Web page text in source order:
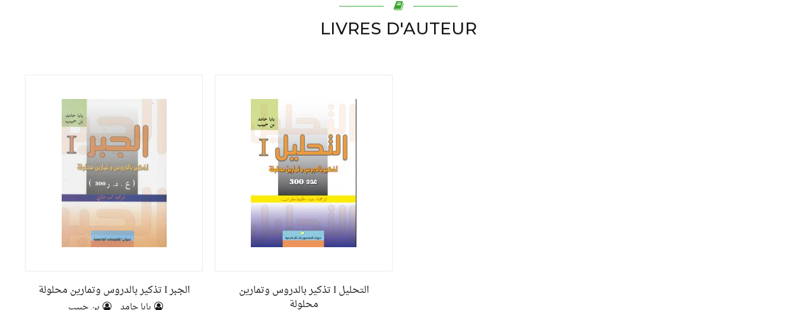
LIVRES D'AUTEUR
الجبر I تذكير بالدروس وتمارين محلولة
التحليل I تذكير بالدروس وتمارين
محلولة